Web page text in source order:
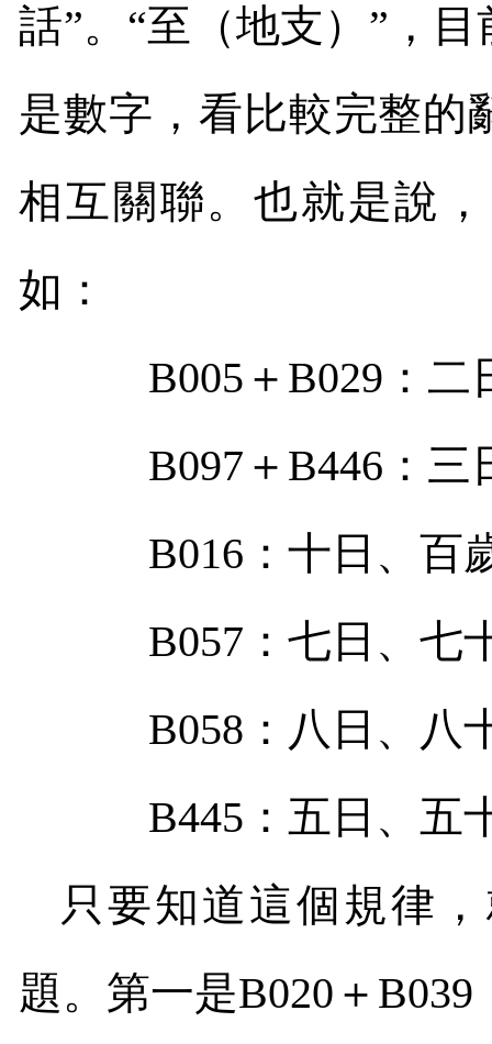
話”。“至（地支）”，
是數字，看比較完整的
相互關聯。也就是說
如：
B005 ＋ B029 ：
B097 ＋ B446 ：
B016 ：十日、百
B057 ：七日、七
B058 ：八日、八
B445 ：五日、五
只要知道這個規律
題。第一是B020 ＋ B039